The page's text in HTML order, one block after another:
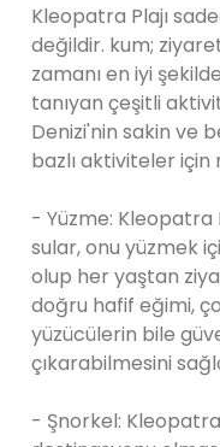
Kleopatra Plajı
değildir. kum;
zamanı en iyi
tanıyan çeşitli
Denizi'nin sakin ve
bazlı aktiviteler
- Yüzme: Kleopatra
sular, onu yüzmek
olup her yaştan
doğru hafif eğimi,
yüzücülerin bile
çıkarabilmesini
- Şnorkel: